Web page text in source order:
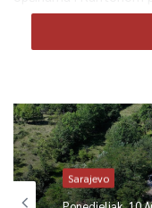
aktivnosti radi zaštite
nizvodno niz rijeku
“Jučer smo isporučili
Službi za uklanjanje
saobraćajnica KJKP
nije prisutna na ovim
900.000 KM. Mašina
Sarajevo